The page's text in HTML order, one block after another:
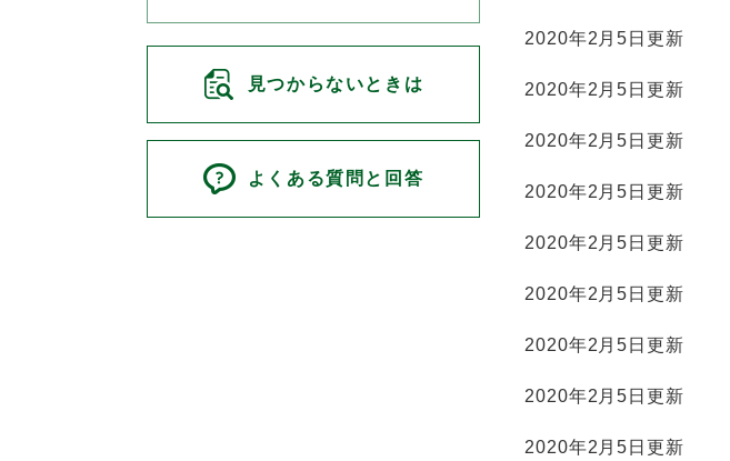
2020年2月5日更新
2020年2月5日更新
2020年2月5日更新
2020年2月5日更新
2020年2月5日更新
2020年2月5日更新
2020年2月5日更新
2020年2月5日更新
2020年2月5日更新
見つからないときは
よくある質問と回答